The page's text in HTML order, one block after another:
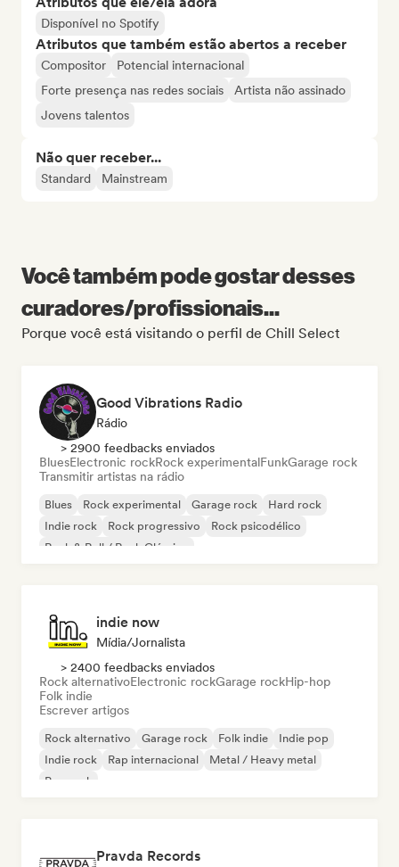
Disponível no Spotify
Atributos que também estão abertos a receber
Compositor
Potencial internacional
Forte presença nas redes sociais
Artista não assinado
Jovens talentos
Não quer receber...
Standard Mainstream
Você também pode gostar desses
curadores/profissionais...
Porque você está visitando o perfil de Chill Select
Good Vibrations Radio
Rádio
> 2900 feedbacks enviados
BluesElectronic rockRock experimentalFunkGarage rock
Transmitir artistas na rádio
Blues Rock experimental Garage rock
Hard rock
Indie rock
Rock progressivo
Rock psicodélico
Rock & Roll / Rock Clássico
indie now
Mídia/Jornalista
> 2400 feedbacks enviados
Rock alternativoElectronic rockGarage rockHip-hop
Folk indie
Escrever artigos
Rock alternativo Garage rock Folk indie
Indie pop
Indie rock
Rap internacional
Metal / Heavy metal
Pop rock
Pravda Records